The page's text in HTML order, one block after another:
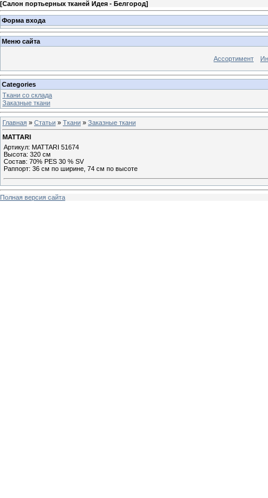
[Салон портьерных тканей Идея - Белгород]
Форма входа
Меню сайта
Ассортимент
Categories
Ткани со склада
Заказные ткани
Главная » Статьи » Ткани » Заказные ткани
MATTARI
Артикул: MATTARI 51674
Высота: 320 см
Состав: 70% PES 30 % SV
Раппорт: 36 см по ширине, 74 см по высоте
Полная версия сайта